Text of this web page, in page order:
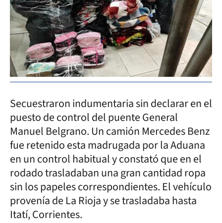
Secuestraron indumentaria sin declarar en el
puesto de control del puente General
Manuel Belgrano. Un camión Mercedes Benz
fue retenido esta madrugada por la Aduana
en un control habitual y constató que en el
rodado trasladaban una gran cantidad ropa
sin los papeles correspondientes. El vehículo
provenía de La Rioja y se trasladaba hasta
Itatí, Corrientes.